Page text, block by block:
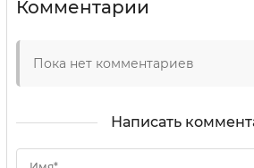
Комментарии
Пока нет комментариев
Написать